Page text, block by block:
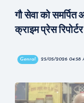
गौ सेवा को समर्पित
क्राइम प्रेस
Genral 25/05/2026 04:58